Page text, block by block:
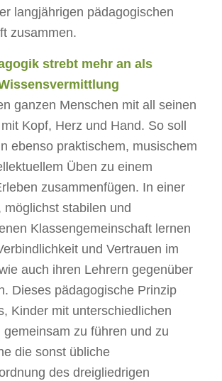
langjährigen pädagogischen
zusammen.
strebt mehr an als
ganzen Menschen mit all seinen
Kopf, Herz und Hand. So soll
ebenso praktischem, musischem
Üben zu einem
zusammenfügen. In einer
möglichst stabilen und
Klassengemeinschaft lernen
und Vertrauen im
auch ihren Lehrern gegenüber
Dieses pädagogische Prinzip
Kinder mit unterschiedlichen
gemeinsam zu führen und zu
die sonst übliche
des dreigliedrigen